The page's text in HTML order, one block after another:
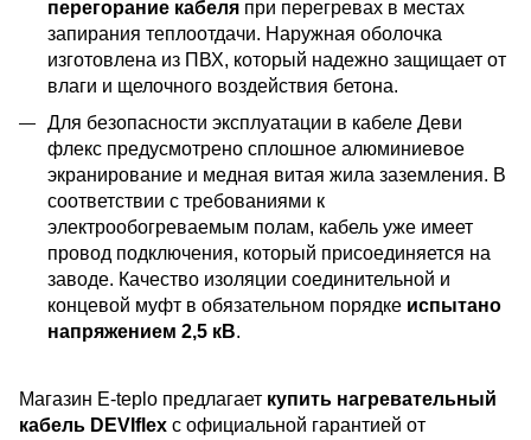
перегорание кабеля при перегревах в местах
запирания теплоотдачи. Наружная оболочка
изготовлена из ПВХ, который надежно защищает от
влаги и щелочного воздействия бетона.
Для безопасности эксплуатации в кабеле Деви
флекс предусмотрено сплошное алюминиевое
экранирование и медная витая жила заземления. В
соответствии с требованиями к
электрообогреваемым полам, кабель уже имеет
провод подключения, который присоединяется на
заводе. Качество изоляции соединительной и
концевой муфт в обязательном порядке испытано
напряжением 2,5 кВ.
Магазин E-teplo предлагает купить нагревательный
кабель DEVIflex с официальной гарантией от